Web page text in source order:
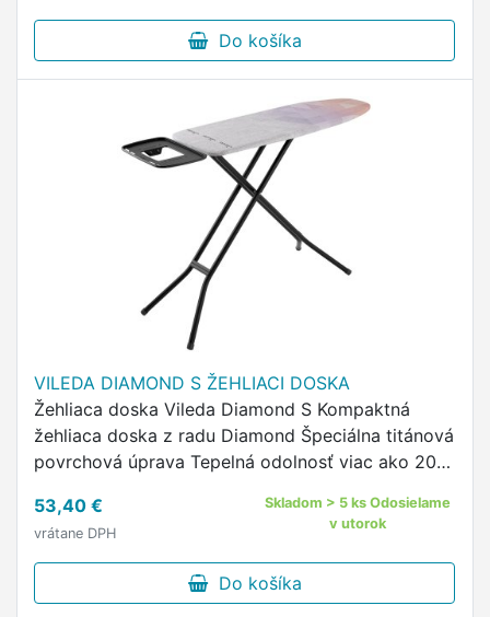
Do košíka
VILEDA DIAMOND S ŽEHLIACI DOSKA
Žehliaca doska Vileda Diamond S Kompaktná
žehliaca doska z radu Diamond Špeciálna titánová
povrchová úprava Tepelná odolnosť viac ako 200
životnosť Extrémne …
53,40 €
vrátane DPH
Skladom > 5 ks Odosielame
v utorok
Do košíka